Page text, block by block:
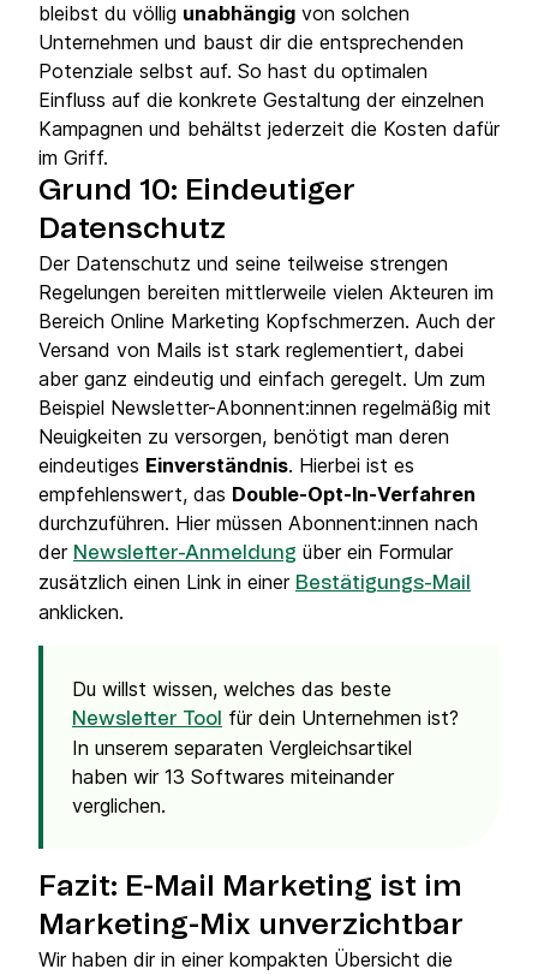
bleibst du völlig unabhängig von solchen
Unternehmen und baust dir die entsprechenden
Potenziale selbst auf. So hast du optimalen
Einfluss auf die konkrete Gestaltung der einzelnen
Kampagnen und behältst jederzeit die Kosten dafür
im Griff.
Grund 10: Eindeutiger
Datenschutz
Der Datenschutz und seine teilweise strengen
Regelungen bereiten mittlerweile vielen Akteuren im
Bereich Online Marketing Kopfschmerzen. Auch der
Versand von Mails ist stark reglementiert, dabei
aber ganz eindeutig und einfach geregelt. Um zum
Beispiel Newsletter-Abonnent:innen regelmäßig mit
Neuigkeiten zu versorgen, benötigt man deren
eindeutiges Einverständnis. Hierbei ist es
empfehlenswert, das Double-Opt-In-Verfahren
durchzuführen. Hier müssen Abonnent:innen nach
der Newsletter-Anmeldung über ein Formular
zusätzlich einen Link in einer Bestätigungs-Mail
anklicken.
Du willst wissen, welches das beste
Newsletter Tool
für dein Unternehmen ist?
In unserem separaten Vergleichsartikel
haben wir 13 Softwares miteinander
verglichen.
Fazit: E-Mail Marketing ist im
Marketing-Mix unverzichtbar
Wir haben dir in einer kompakten Übersicht die